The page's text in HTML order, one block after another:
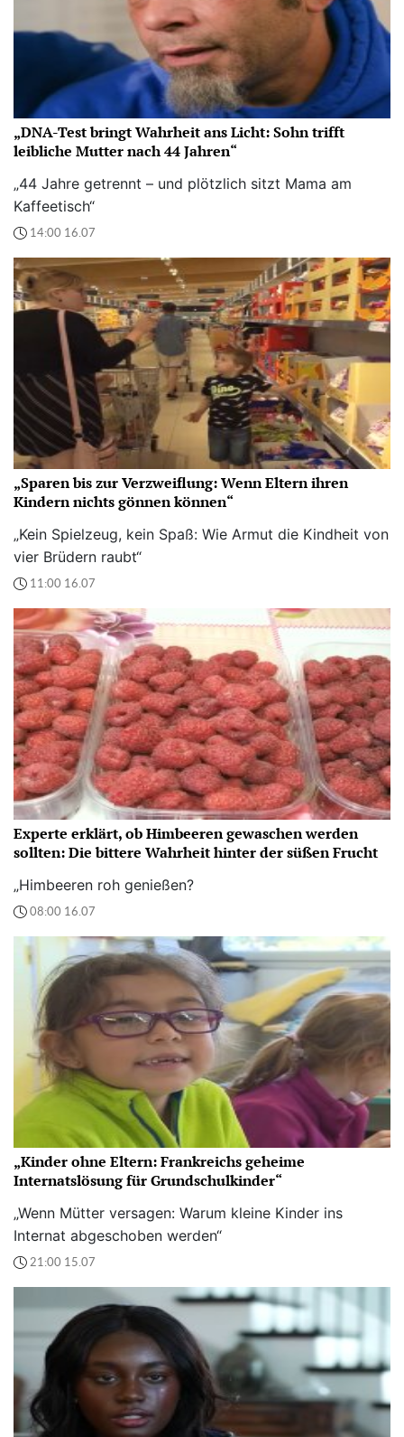
„DNA-Test bringt Wahrheit ans Licht: Sohn trifft
leibliche Mutter nach 44 Jahren“
„44 Jahre getrennt – und plötzlich sitzt Mama am
Kaffeetisch“
14:00 16.07
„Sparen bis zur Verzweiflung: Wenn Eltern ihren
Kindern nichts gönnen können“
„Kein Spielzeug, kein Spaß: Wie Armut die Kindheit von
vier Brüdern raubt“
11:00 16.07
Experte erklärt, ob Himbeeren gewaschen werden
sollten: Die bittere Wahrheit hinter der süßen Frucht
„Himbeeren roh genießen?
08:00 16.07
„Kinder ohne Eltern: Frankreichs geheime
Internatslösung für Grundschulkinder“
„Wenn Mütter versagen: Warum kleine Kinder ins
Internat abgeschoben werden“
21:00 15.07